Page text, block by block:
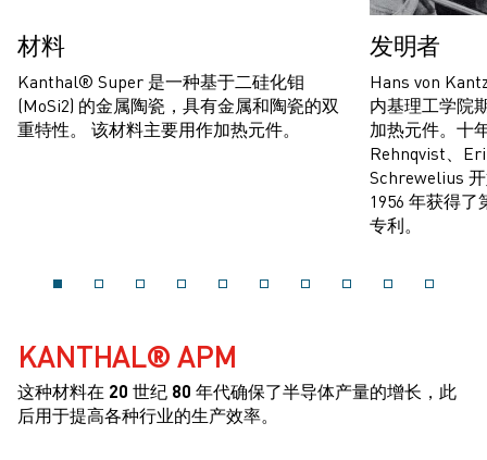
材料
Kanthal® Super 是一种基于二硅化钼
(MoSi2) 的金属陶瓷，具有金属和陶瓷的双
重特性。 该材料主要用作加热元件。
发明者
Hans von
内基理工学院
加热元件。十
Rehnqvist、
Schrewelius
1956 年获得
专利。
KANTHAL® APM
这种材料在 20 世纪 80 年代确保了半导体产量的增长，此
后用于提高各种行业的生产效率。